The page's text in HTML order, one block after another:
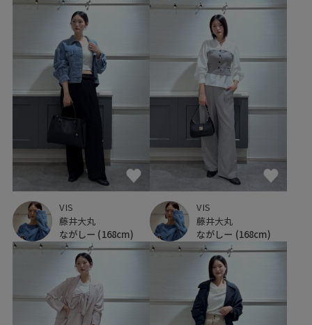
VIS
藤井大丸
ながしー (168cm)
VIS
藤井大丸
ながしー (168cm)